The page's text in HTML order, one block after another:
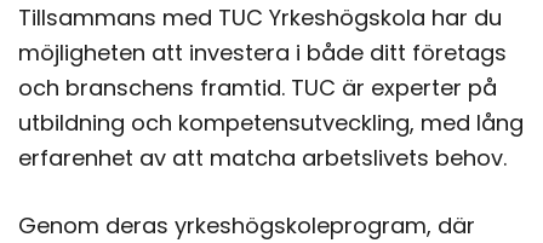
Tillsammans med TUC Yrkeshögskola har du
möjligheten att investera i både ditt företags
och branschens framtid. TUC är experter på
utbildning och kompetensutveckling, med lång
erfarenhet av att matcha arbetslivets behov.
Genom deras yrkeshögskoleprogram, där